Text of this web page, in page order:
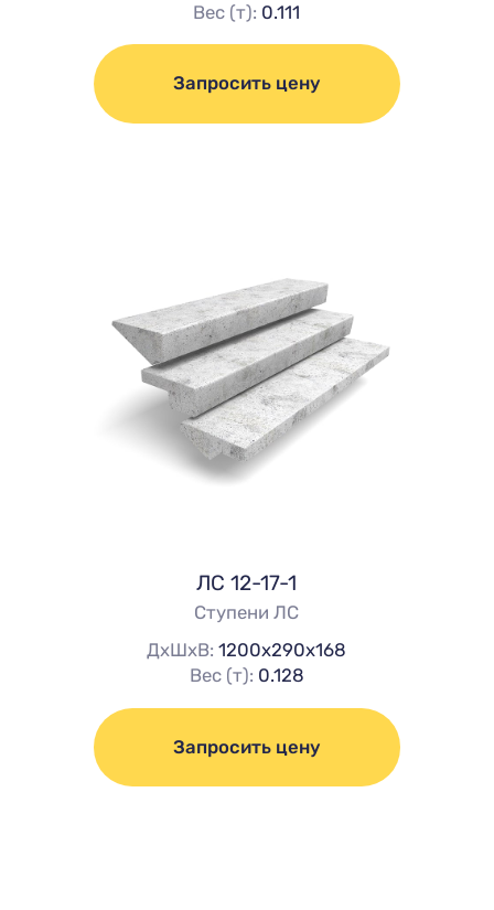
Вес (т): 0.111
Запросить цену
ЛС 12-17-1
Ступени ЛС
ДхШхВ:1200х290х168
Вес (т): 0.128
Запросить цену